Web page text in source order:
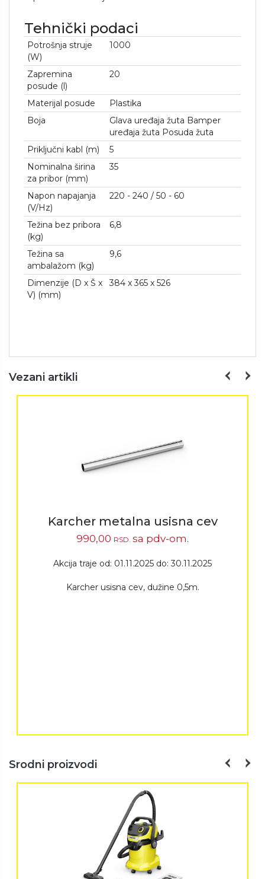
Tehnički podaci
Potrošnja struje
(W)
1000
Zapremina
posude (l)
20
Materijal posude
Plastika
Boja
Glava uređaja žuta Bamper
uređaja žuta Posuda žuta
Priključni kabl (m)
5
Nominalna širina
za pribor (mm)
35
Napon napajanja
(V/Hz)
220 - 240 / 50 - 60
Težina bez pribora
(kg)
6,8
Težina sa
ambalažom (kg)
9,6
Dimenzije (D x Š x
V) (mm)
384 x 365 x 526
Vezani artikli
Karcher metalna usisna cev
990,00 RSD. sa pdv-om.
Akcija traje od: 01.11.2025 do: 30.11.2025
Karcher usisna cev, dužine 0,5m.
Srodni proizvodi